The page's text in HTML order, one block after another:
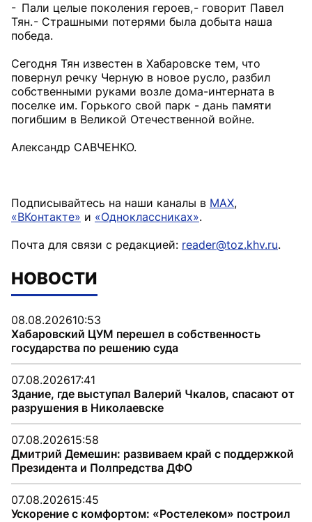
- Пали целые поколения героев, - говорит Павел
Тян. - Страшными потерями была добыта наша
победа.
Сегодня Тян известен в Хабаровске тем, что
повернул речку Черную в новое русло, разбил
собственными руками возле дома-интерната в
поселке им. Горького свой парк - дань памяти
погибшим в Великой Отечественной войне.
Александр САВЧЕНКО.
Подписывайтесь на наши каналы в MAX,
«ВКонтакте» и «Одноклассниках».
Почта для связи с редакцией: reader@toz.khv.ru.
НОВОСТИ
08.08.202610:53
Хабаровский ЦУМ перешел в собственность
государства по решению суда
07.08.202617:41
Здание, где выступал Валерий Чкалов, спасают от
разрушения в Николаевске
07.08.202615:58
Дмитрий Демешин: развиваем край с поддержкой
Президента и Полпредства ДФО
07.08.202615:45
Ускорение с комфортом: «Ростелеком» построил